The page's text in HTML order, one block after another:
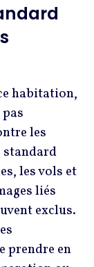
habitation,
les
standard
les vols et
liés
exclus.
prendre en